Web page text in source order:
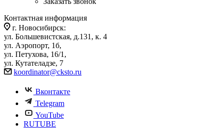
Контактная информация
г. Новосибирск:
ул. Большевистская, д.131, к. 4
ул. Аэропорт, 1б,
ул. Петухова, 16/1,
ул. Кутателадзе, 7
koordinator@cksto.ru
Вконтакте
Telegram
YouTube
RUTUBE